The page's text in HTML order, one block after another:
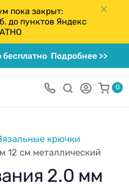
пока закрыт:
до пунктов Яндекс
бесплатноПодробнее >>
0
крючки
12 см металлический
2.0 мм